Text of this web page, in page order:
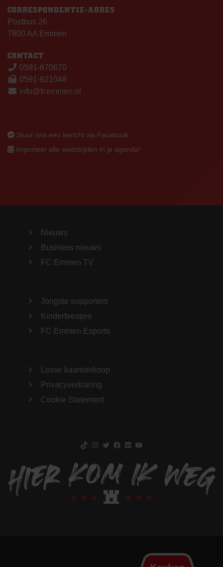
CORRESPONDENTIE-ADRES
Postbus 26
7800 AA Emmen
CONTACT
0591-670670
0591-621048
info@fcemmen.nl
Stuur ons een bericht via Facebook
Importeer alle wedstrijden in je agenda!
Nieuws
Business nieuws
FC Emmen TV
Jongste supporters
Kinderfeestjes
FC Emmen Esports
Losse kaartverkoop
Privacyverklaring
Cookie Statement